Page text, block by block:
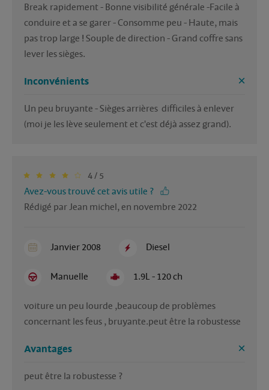
Break rapidement - Bonne visibilité générale -Facile à
conduire et a se garer - Consomme peu - Haute, mais
pas trop large ! Souple de direction - Grand coffre sans
lever les sièges.
Inconvénients
Un peu bruyante - Sièges arrières  difficiles à enlever
(moi je les lève seulement et c'est déjà assez grand).
4 / 5
Avez-vous trouvé cet avis utile ?
Rédigé par Jean michel, en novembre 2022
Janvier 2008 Diesel
Manuelle 1.9L - 120 ch
voiture un peu lourde ,beaucoup de problèmes
concernant les feus , bruyante.peut être la robustesse
Avantages
peut être la robustesse ?